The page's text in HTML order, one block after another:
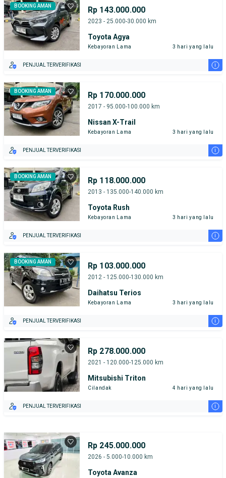
BOOKING AMAN Rp 143.000.000
2023 - 25.000-30.000 km
Toyota Agya
Kebayoran Lama 3 hari yang lalu
PENJUAL TERVERIFIKASI i
BOOKING AMAN Rp 170.000.000
2017 - 95.000-100.000 km
Nissan X-Trail
Kebayoran Lama 3 hari yang lalu
PENJUAL TERVERIFIKASI i
BOOKING AMAN Rp 118.000.000
2013 - 135.000-140.000 km
Toyota Rush
Kebayoran Lama 3 hari yang lalu
PENJUAL TERVERIFIKASI i
BOOKING AMAN Rp 103.000.000
2012 - 125.000-130.000 km
Daihatsu Terios
Kebayoran Lama 3 hari yang lalu
PENJUAL TERVERIFIKASI i
Rp 278.000.000
2021 - 120.000-125.000 km
Mitsubishi Triton
Cilandak 4 hari yang lalu
PENJUAL TERVERIFIKASI i
Rp 245.000.000
2026 - 5.000-10.000 km
Toyota Avanza